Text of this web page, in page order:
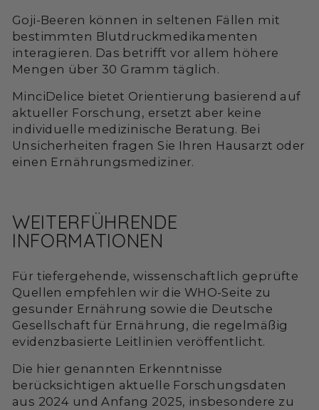
Goji-Beeren können in seltenen Fällen mit
bestimmten Blutdruckmedikamenten
interagieren. Das betrifft vor allem höhere
Mengen über 30 Gramm täglich.
MinciDelice bietet Orientierung basierend auf
aktueller Forschung, ersetzt aber keine
individuelle medizinische Beratung. Bei
Unsicherheiten fragen Sie Ihren Hausarzt oder
einen Ernährungsmediziner.
WEITERFÜHRENDE
INFORMATIONEN
Für tiefergehende, wissenschaftlich geprüfte
Quellen empfehlen wir die WHO-Seite zu
gesunder Ernährung sowie die Deutsche
Gesellschaft für Ernährung, die regelmäßig
evidenzbasierte Leitlinien veröffentlicht.
Die hier genannten Erkenntnisse
berücksichtigen aktuelle Forschungsdaten
aus 2024 und Anfang 2025, insbesondere zu